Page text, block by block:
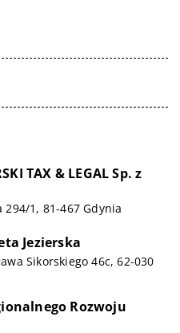
TAX & LEGAL Sp. z
294/1, 81-467 Gdynia
Jezierska
Sikorskiego 46c, 62-030
Rozwoju